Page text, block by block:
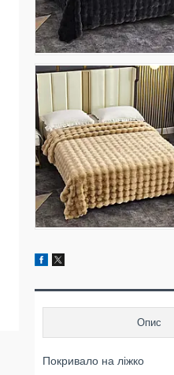
Опис
Покривало на ліжко